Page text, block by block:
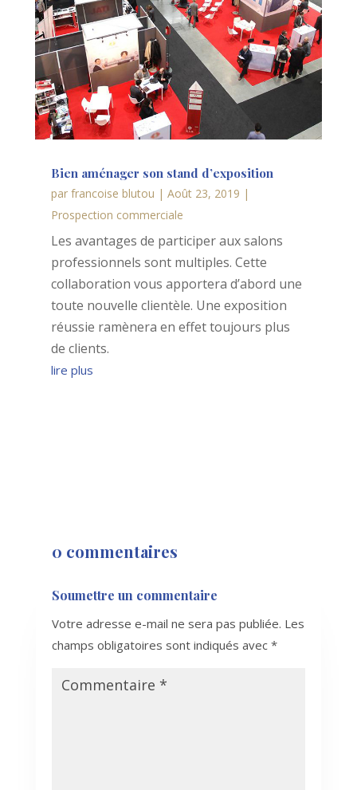
Bien aménager son stand d’exposition
par francoise blutou | Août 23, 2019 |
Prospection commerciale
Les avantages de participer aux salons
professionnels sont multiples. Cette
collaboration vous apportera d’abord une
toute nouvelle clientèle. Une exposition
réussie ramènera en effet toujours plus
de clients.
lire plus
0 commentaires
Soumettre un commentaire
Votre adresse e-mail ne sera pas publiée. Les
champs obligatoires sont indiqués avec *